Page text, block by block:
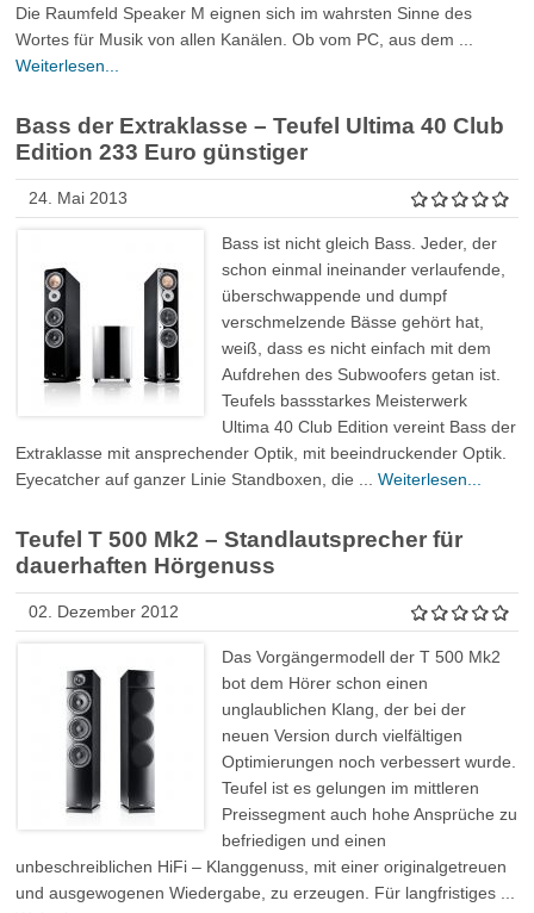
Die Raumfeld Speaker M eignen sich im wahrsten Sinne des
Wortes für Musik von allen Kanälen. Ob vom PC, aus dem ...
Weiterlesen...
Bass der Extraklasse – Teufel Ultima 40 Club
Edition 233 Euro günstiger
24. Mai 2013
Bass ist nicht gleich Bass. Jeder, der
schon einmal ineinander verlaufende,
überschwappende und dumpf
verschmelzende Bässe gehört hat,
weiß, dass es nicht einfach mit dem
Aufdrehen des Subwoofers getan ist.
Teufels bassstarkes Meisterwerk
Ultima 40 Club Edition vereint Bass der
Extraklasse mit ansprechender Optik, mit beeindruckender Optik.
Eyecatcher auf ganzer Linie Standboxen, die ...Weiterlesen...
Teufel T 500 Mk2 – Standlautsprecher für
dauerhaften Hörgenuss
02. Dezember 2012
Das Vorgängermodell der T 500 Mk2
bot dem Hörer schon einen
unglaublichen Klang, der bei der
neuen Version durch vielfältigen
Optimierungen noch verbessert wurde.
Teufel ist es gelungen im mittleren
Preissegment auch hohe Ansprüche zu
befriedigen und einen
unbeschreiblichen HiFi – Klanggenuss, mit einer originalgetreuen
und ausgewogenen Wiedergabe, zu erzeugen. Für langfristiges ...